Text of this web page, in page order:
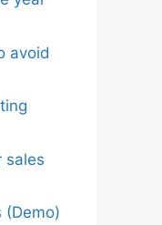
avoid
sales
(Demo)